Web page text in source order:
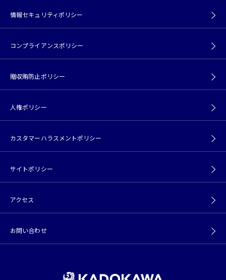
情報セキュリティポリシー
コンプライアンスポリシー
贈収賄防止ポリシー
人権ポリシー
カスタマーハラスメントポリシー
サイトポリシー
アクセス
お問い合わせ